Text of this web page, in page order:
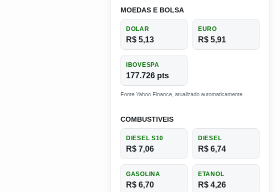
MOEDAS E BOLSA
DOLAR
R$ 5,13
EURO
R$ 5,91
IBOVESPA
177.726 pts
Fonte Yahoo Finance, atualizado automaticamente.
COMBUSTIVEIS
DIESEL S10
R$ 7,06
DIESEL
R$ 6,74
GASOLINA
R$ 6,70
ETANOL
R$ 4,26